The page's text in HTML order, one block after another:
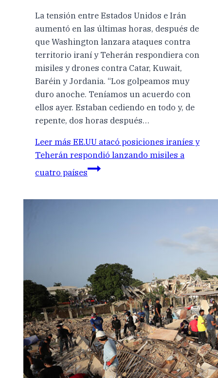
La tensión entre Estados Unidos e Irán
aumentó en las últimas horas, después de
que Washington lanzara ataques contra
territorio iraní y Teherán respondiera con
misiles y drones contra Catar, Kuwait,
Baréin y Jordania. “Los golpeamos muy
duro anoche. Teníamos un acuerdo con
ellos ayer. Estaban cediendo en todo y, de
repente, dos horas después…
Leer más EE.UU atacó posiciones iraníes y
Teherán respondió lanzando misiles a
cuatro países